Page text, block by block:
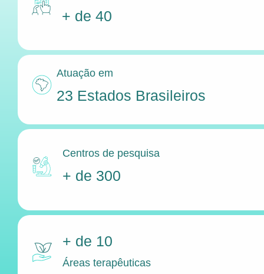
+ de 40
Atuação em
23 Estados Brasileiros
Centros de pesquisa
+ de 300
+ de 10
Áreas terapêuticas